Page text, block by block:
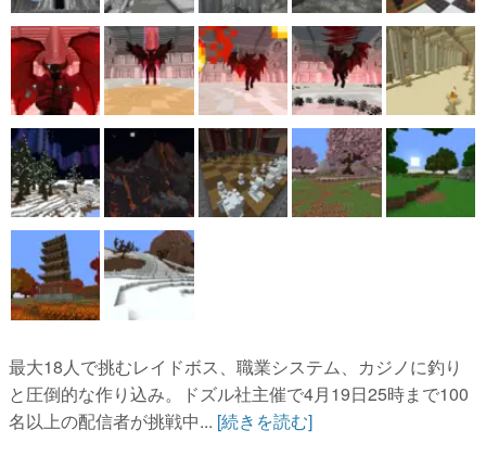
最大18人で挑むレイドボス、職業システム、カジノに釣り
と圧倒的な作り込み。ドズル社主催で4月19日25時まで100
名以上の配信者が挑戦中... [続きを読む]